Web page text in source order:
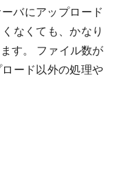
バにアップロード
なくても、かなり
す。 ファイル数が
ード以外の処理や